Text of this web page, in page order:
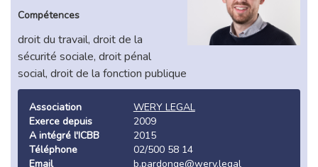
Compétences
droit du travail, droit de la
sécurité sociale, droit pénal
social, droit de la fonction publique
Association
WERY LEGAL
Exerce depuis
2009
A intégré l'ICBB
2015
Téléphone
02/500 58 14
Email
b.pardonge@wery.legal